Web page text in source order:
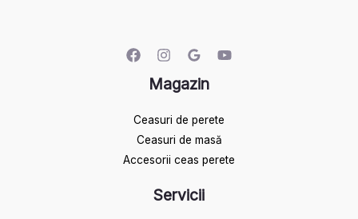
Magazin
Ceasuri de perete
Ceasuri de masă
Accesorii ceas perete
Servicii